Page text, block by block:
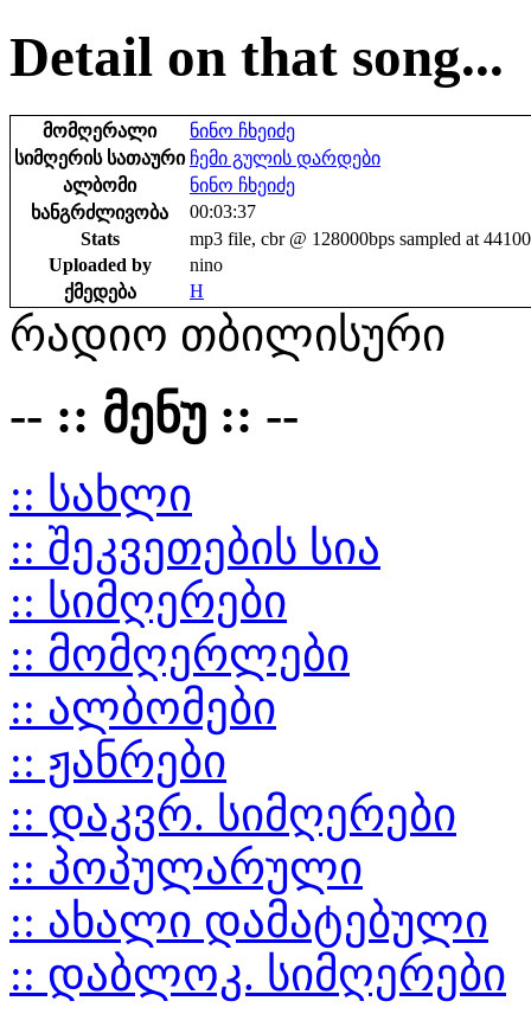
Detail on that song...
მომღერალი
ნინო ჩხეიძე
სიმღერის სათაური ჩემი გულის დარდები
ალბომი
ნინო ჩხეიძე
ხანგრძლივობა
00:03:37
Stats
mp3 file, cbr @ 128000bps sampled at
Uploaded by
nino
ქმედება
H
რადიო თბილისური
-- :: მენუ :: --
:: სახლი
:: შეკვეთების სია
:: სიმღერები
:: მომღერლები
:: ალბომები
:: ჟანრები
:: დაკვრ. სიმღერები
:: პოპულარული
:: ახალი დამატებული
:: დაბლოკ. სიმღერები